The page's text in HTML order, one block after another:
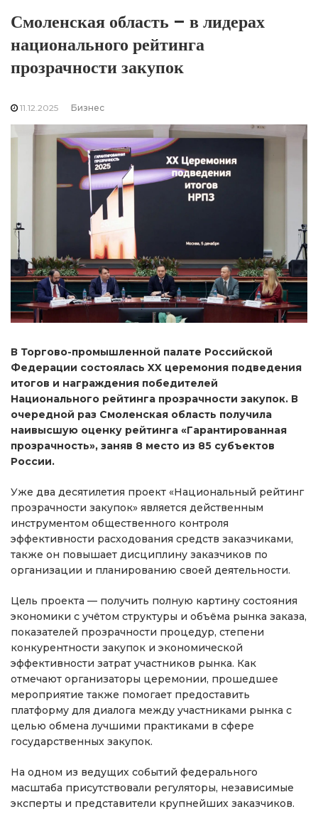
Смоленская область – в лидерах
национального рейтинга
прозрачности закупок
11.12.2025 Бизнес
В Торгово-промышленной палате Российской
Федерации состоялась XX церемония подведения
итогов и награждения победителей
Национального рейтинга прозрачности закупок. В
очередной раз Смоленская область получила
наивысшую оценку рейтинга «Гарантированная
прозрачность», заняв 8 место из 85 субъектов
России.
Уже два десятилетия проект «Национальный рейтинг
прозрачности закупок» является действенным
инструментом общественного контроля
эффективности расходования средств заказчиками,
также он повышает дисциплину заказчиков по
организации и планированию своей деятельности.
Цель проекта — получить полную картину состояния
экономики с учётом структуры и объёма рынка заказа,
показателей прозрачности процедур, степени
конкурентности закупок и экономической
эффективности затрат участников рынка. Как
отмечают организаторы церемонии, прошедшее
мероприятие также помогает предоставить
платформу для диалога между участниками рынка с
целью обмена лучшими практиками в сфере
государственных закупок.
На одном из ведущих событий федерального
масштаба присутствовали регуляторы, независимые
эксперты и представители крупнейших заказчиков.